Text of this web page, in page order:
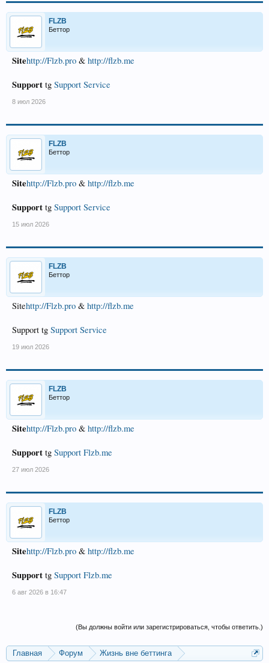
FLZB
Беттор
Sitehttp://Flzb.pro & http://flzb.me
Support tg Support Service
8 июл 2026
FLZB
Беттор
Sitehttp://Flzb.pro & http://flzb.me
Support tg Support Service
15 июл 2026
FLZB
Беттор
Sitehttp://Flzb.pro & http://flzb.me
Support tg Support Service
19 июл 2026
FLZB
Беттор
Sitehttp://Flzb.pro & http://flzb.me
Support tg Support Flzb.me
27 июл 2026
FLZB
Беттор
Sitehttp://Flzb.pro & http://flzb.me
Support tg Support Flzb.me
6 авг 2026 в 16:47
(Вы должны войти или зарегистрироваться, чтобы ответить.)
Главная Форум Жизнь вне беттинга